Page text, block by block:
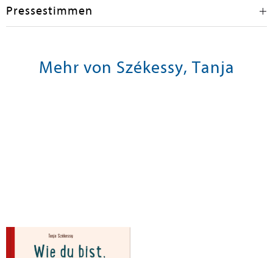
Pressestimmen
Mehr von Székessy, Tanja